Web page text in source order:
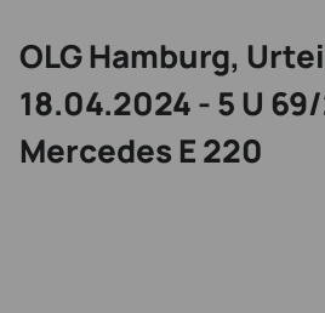
OLG Hamburg,
18.04.2024 - 5 U
Mercedes E 220